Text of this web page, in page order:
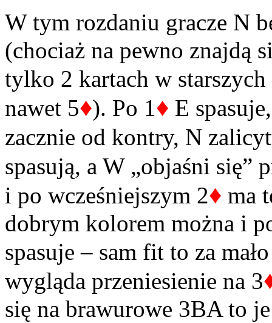
W tym rozdaniu gracze N
(chociaż na pewno znajdą
tylko 2 kartach w
nawet 5♦). Po 1♦ E
zacznie od kontry, N
spasują, a W „objaśni się”
i po wcześniejszym 2♦ ma
dobrym kolorem można i
spasuje – sam fit to za
wygląda przeniesienie na 3
się na brawurowe 3BA to